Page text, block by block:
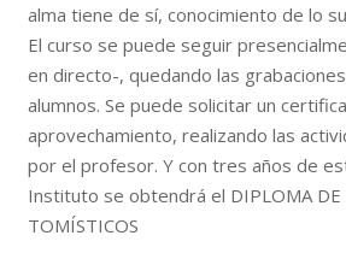
alma tiene de sí, conocimiento de lo
El curso se puede seguir
en directo-, quedando las
alumnos. Se puede solicitar un
aprovechamiento, realizando las
por el profesor. Y con tres años de
Instituto se obtendrá el DIPLOMA DE
TOMÍSTICOS